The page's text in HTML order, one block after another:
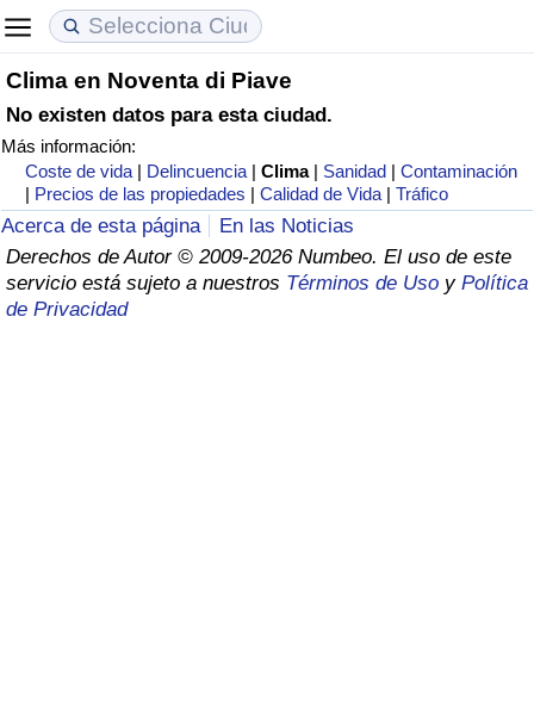
Clima en Noventa di Piave
No existen datos para esta ciudad.
Más información:
Coste de vida | Delincuencia |Clima | Sanidad |Contaminación
| Precios de las propiedades |Calidad de Vida |Tráfico
Acerca de esta página
En las Noticias
Derechos de Autor © 2009-2026 Numbeo. El uso de este
servicio está sujeto a nuestros Términos de Uso y Política
de Privacidad
Coste de vida
Índice de Costo de Vida (Actual)
Índice de Costo de Vida
Índice de costo de vida por país
Precios de las propiedades
Índice de Precios de Inmuebles (Actual)
Índice de Precios de Inmuebles
Índice de Precios de Inmuebles por País
Calidad de Vida
Índice de Calidad de Vida
Índice de Calidad de Vida (Actual)
Índice de calidad de vida por país